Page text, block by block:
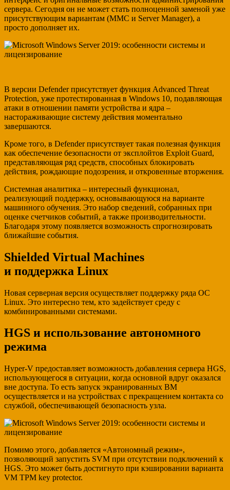
сервера. Сегодня он не может стать полноценной заменой уже
присутствующим вариантам (ММС и Server Manager), а
просто дополняет их.
В версии Defender присутствует функция Advanced Threat
Protection, уже протестированная в Windows 10, подавляющая
атаки в отношении памяти устройства и ядра –
настораживающие систему действия моментально
завершаются.
Кроме того, в Defender присутствует такая полезная функция
как обеспечение безопасности от эксплойтов Exploit Guard,
представляющая ряд средств, способных блокировать
действия, рождающие подозрения, и откровенные вторжения.
Системная аналитика – интересный функционал,
реализующий поддержку, основывающуюся на варианте
машинного обучения. Это набор сведений, собранных при
оценке счетчиков событий, а также производительности.
Благодаря этому появляется возможность спрогнозировать
ближайшие события.
Shielded Virtual Machines
и поддержка Linux
Новая серверная версия осуществляет поддержку ряда ОС
Linux. Это интересно тем, кто задействует среду с
комбинированными системами.
HGS и использование автономного
режима
Hyper-V предоставляет возможность добавления сервера HGS,
использующегося в ситуации, когда основной вдруг оказался
вне доступа. То есть запуск экранированных ВМ
осуществляется и на устройствах с прекращением контакта со
службой, обеспечивающей безопасность узла.
Помимо этого, добавляется «Автономный режим»,
позволяющий запустить SVM при отсутствии подключений к
HGS. Это может быть достигнуто при кэшировании варианта
VM TPM key protector.